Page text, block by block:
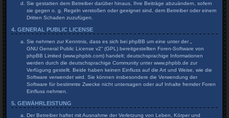
Sie gestatten dem Betreiber darüber hinaus, Ihre Beiträge abzuändern, sofern
sie gegen o. g. Regeln verstoßen oder geeignet sind, dem Betreiber oder einem
Dritten Schaden zuzufügen.
4. GENERAL PUBLIC LICENSE
Sie nehmen zur Kenntnis, dass es sich bei phpBB um eine unter der „
GNU General Public License v2“ (GPL) bereitgestellten Foren-Software von
phpBB Limited (www.phpbb.com) handelt; deutschsprachige Informationen
werden durch die deutschsprachige Community unter www.phpbb.de zur
Verfügung gestellt. Beide haben keinen Einfluss auf die Art und Weise, wie die
Software verwendet wird. Sie können insbesondere die Verwendung der
Software für bestimmte Zwecke nicht untersagen oder auf Inhalte fremder Foren
Einfluss nehmen.
5. GEWÄHRLEISTUNG
Der Betreiber haftet mit Ausnahme der Verletzung von Leben, Körper und